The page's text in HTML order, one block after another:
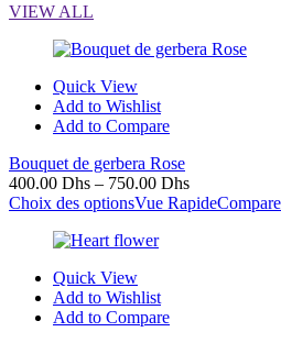
VIEW ALL
Quick View
Add to Wishlist
Add to Compare
Bouquet de gerbera Rose
400.00 Dhs – 750.00 Dhs
Choix des optionsVue Rapide
Quick View
Add to Wishlist
Add to Compare